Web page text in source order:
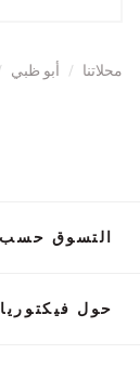
محلاتنا / أبو ظبي
التسوق
حول